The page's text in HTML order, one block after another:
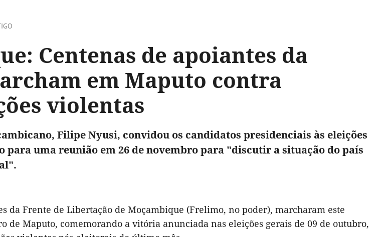
Centenas de apoiantes da
em Maputo contra
violentas
Filipe Nyusi, convidou os candidatos presidenciais às eleições
para uma reunião em 26 de novembro para "discutir a situação do país
da Frente de Libertação de Moçambique (Frelimo, no poder), marcharam este
de Maputo, comemorando a vitória anunciada nas eleições gerais de 09 de outubro,